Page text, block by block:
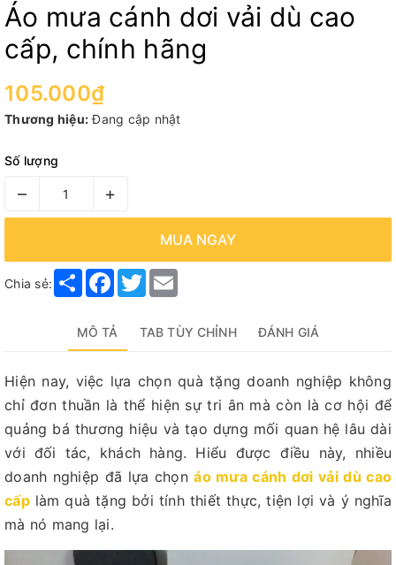
Áo mưa cánh dơi vải dù cao
cấp, chính hãng
105.000₫
Thương hiệu: Đang cập nhật
Số lượng
– +
MUA NGAY
Chia sẻ: Share Facebook
Twitter
MÔ TẢ TAB TÙY CHỈNH ĐÁNH GIÁ
Hiện nay, việc lựa chọn quà tặng doanh nghiệp không
chỉ đơn thuần là thể hiện sự tri ân mà còn là cơ hội để
quảng bá thương hiệu và tạo dựng mối quan hệ lâu dài
với đối tác, khách hàng. Hiểu được điều này, nhiều
doanh nghiệp đã lựa chọnáo mưa cánh dơi vải dù cao
cấplàm quà tặng bởi tính thiết thực, tiện lợi và ý nghĩa
mà nó mang lại.